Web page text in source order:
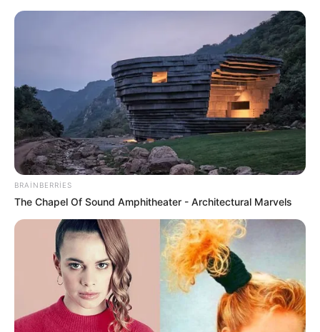
Zakir Həsənov Hava Döyüş
Komandanlığına tapşırıqlar verdi -
VİDEO
84 il sonra bir ilk: Bazar ertəsindən etibarən
4 bürcün həyatında gözlənilməz qapılar
BRAINBERRIES
The Chapel Of Sound Amphitheater - Architectural Marvels